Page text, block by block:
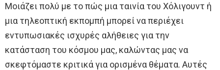
Μοιάζει πολύ με το πώς μια ταινία του Χόλιγουντ ή
μια τηλεοπτική εκπομπή μπορεί να περιέχει
εντυπωσιακές ισχυρές αλήθειες για την
κατάσταση του κόσμου μας, καλώντας μας να
σκεφτόμαστε κριτικά για ορισμένα θέματα. Αυτές